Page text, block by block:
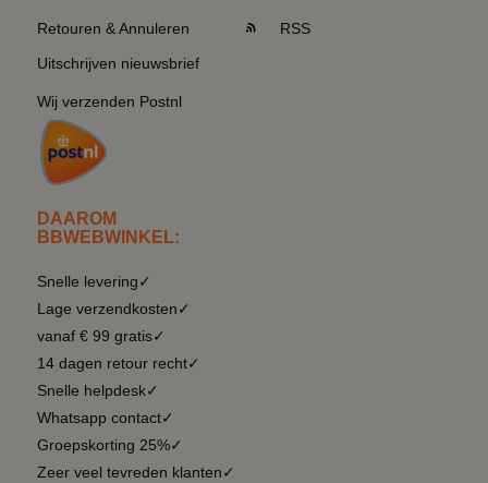
Retouren & Annuleren
Uitschrijven nieuwsbrief
Wij verzenden Postnl
DAAROM
BBWEBWINKEL:
Snelle levering✓
Lage verzendkosten✓
vanaf € 99 gratis✓
14 dagen retour recht✓
Snelle helpdesk✓
Whatsapp contact✓
Groepskorting 25%✓
Zeer veel tevreden klanten✓
RSS